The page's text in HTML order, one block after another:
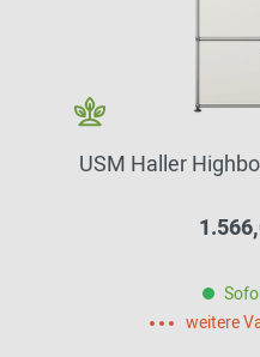
USM Haller
weitere